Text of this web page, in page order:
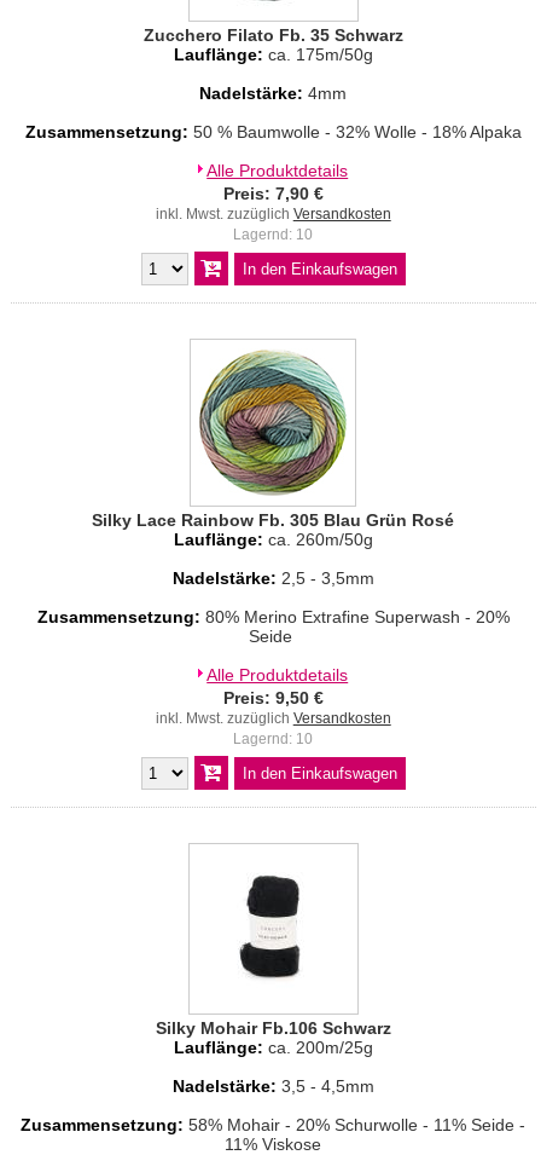
Zucchero Filato Fb. 35 Schwarz
Lauflänge: ca. 175m/50g
Nadelstärke: 4mm
Zusammensetzung: 50 % Baumwolle - 32% Wolle - 18% Alpaka
Alle Produktdetails
Preis: 7,90 €
inkl. Mwst. zuzüglich Versandkosten
Lagernd: 10
Silky Lace Rainbow Fb. 305 Blau Grün Rosé
Lauflänge: ca. 260m/50g
Nadelstärke: 2,5 - 3,5mm
Zusammensetzung: 80% Merino Extrafine Superwash - 20%
Seide
Alle Produktdetails
Preis: 9,50 €
inkl. Mwst. zuzüglich Versandkosten
Lagernd: 10
Silky Mohair Fb.106 Schwarz
Lauflänge: ca. 200m/25g
Nadelstärke: 3,5 - 4,5mm
Zusammensetzung:58% Mohair - 20% Schurwolle - 11% Seide -
11% Viskose